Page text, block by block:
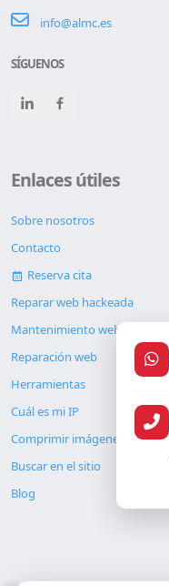
info@almc.es
SÍGUENOS
Enlaces útiles
Sobre nosotros
Contacto
Reserva cita
Reparar web hackeada
Mantenimiento web
Reparación web
Herramientas
Cuál es mi IP
Comprimir imágenes
Buscar en el sitio
Blog